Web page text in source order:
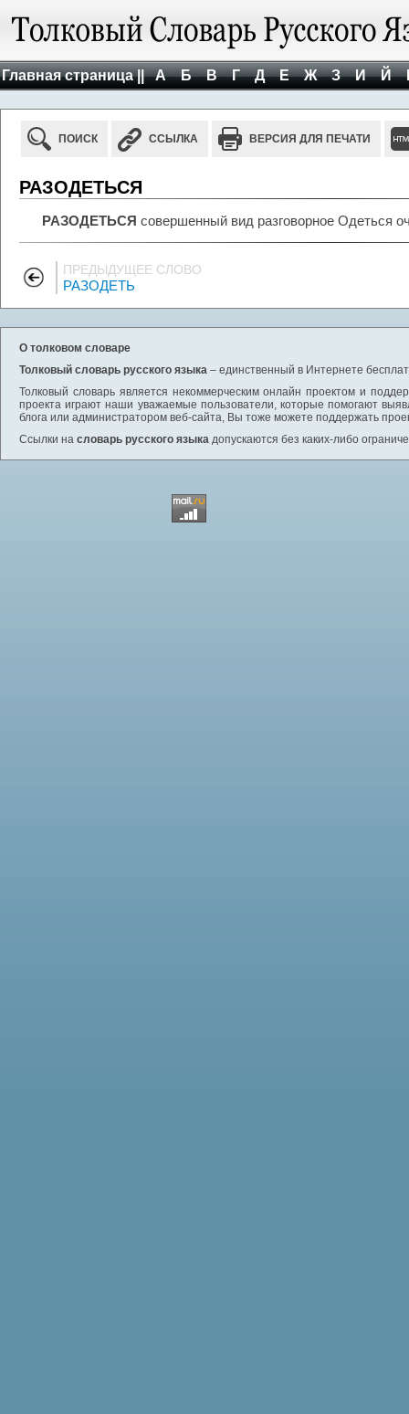
Главная страница || А Б В Г Д Е Ж З И Й
ПОИСК ССЫЛКА ВЕРСИЯ ДЛЯ ПЕЧАТИ
РАЗОДЕТЬСЯ
РАЗОДЕТЬСЯ совершенный вид разговорное Одеться
ПРЕДЫДУЩЕЕ СЛОВО
РАЗОДЕТЬ
О толковом словаре
Толковый словарь русского языка – единственный в Интернете
Толковый словарь является некоммерческим онлайн проектом и
проекта играют наши уважаемые пользователи, которые помогают
блога или администратором веб-сайта, Вы тоже можете поддержать
Ссылки на словарь русского языка допускаются без каких-либо